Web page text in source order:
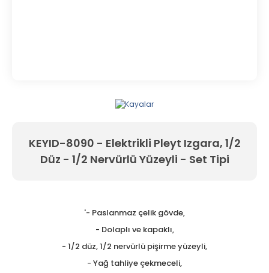
KEYID-8090 - Elektrikli Pleyt Izgara, 1/2
Düz - 1/2 Nervürlü Yüzeyli - Set Tipi
'- Paslanmaz çelik gövde,
- Dolaplı ve kapaklı,
- 1/2 düz, 1/2 nervürlü pişirme yüzeyli,
- Yağ tahliye çekmeceli,